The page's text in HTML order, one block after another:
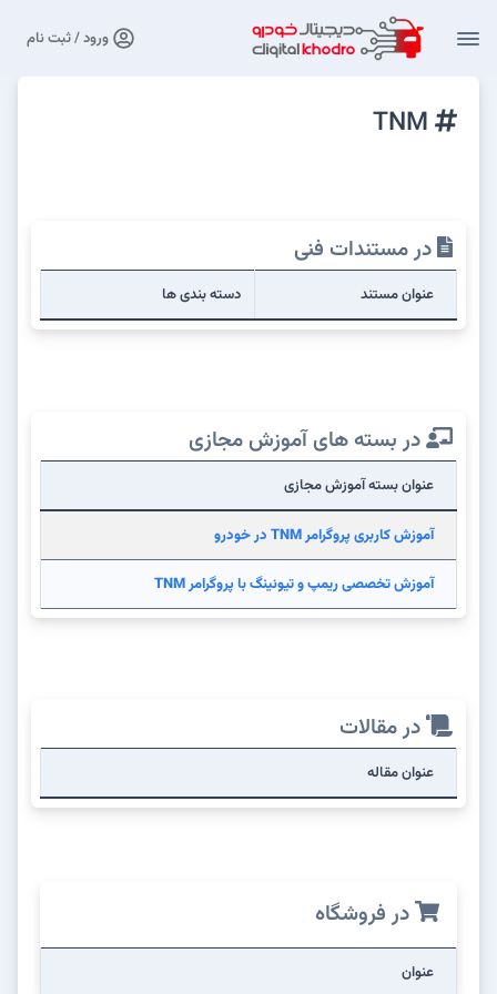
ورود / ثبت نام
در مستندات فنی
عنوان مستند دسته بندی ها
در بسته های آموزش مجازی
عنوان بسته آموزش مجازی
آموزش کاربری پروگرامر TNM در خودرو
آموزش تخصصی ریمپ و تیونینگ با پروگرامر TNM
در مقالات
عنوان مقاله
در فروشگاه
عنوان